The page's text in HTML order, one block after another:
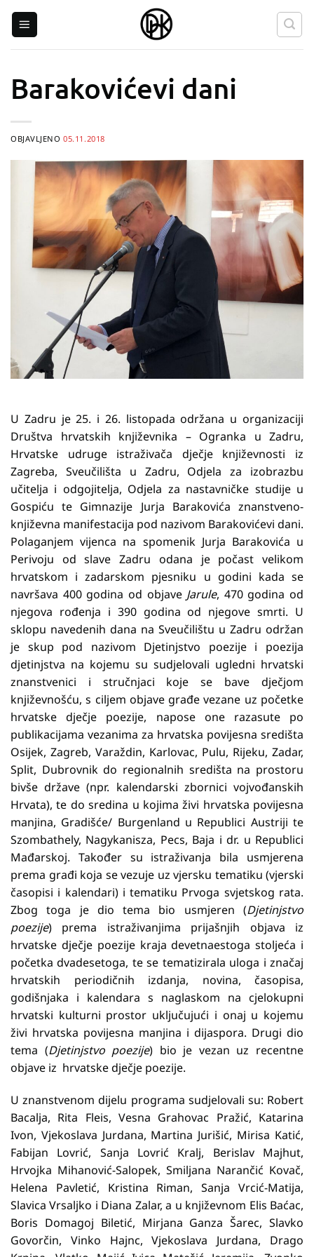
Barakovićevi dani
OBJAVLJENO05.11.2018
U Zadru je 25. i 26. listopada održana u organizaciji
Društva hrvatskih književnika – Ogranka u Zadru,
Hrvatske udruge istraživača dječje književnosti iz
Zagreba, Sveučilišta u Zadru, Odjela za izobrazbu
učitelja i odgojitelja, Odjela za nastavničke studije u
Gospiću te Gimnazije Jurja Barakovića znanstveno-
književna manifestacija pod nazivom Barakovićevi dani.
Polaganjem vijenca na spomenik Jurja Barakovića u
Perivoju od slave Zadru odana je počast velikom
hrvatskom i zadarskom pjesniku u godini kada se
navršava 400 godina od objave Jarule, 470 godina od
njegova rođenja i 390 godina od njegove smrti. U
sklopu navedenih dana na Sveučilištu u Zadru održan
je skup pod nazivom Djetinjstvo poezije i poezija
djetinjstva na kojemu su sudjelovali ugledni hrvatski
znanstvenici i stručnjaci koje se bave dječjom
književnošću, s ciljem objave građe vezane uz početke
hrvatske dječje poezije, napose one razasute po
publikacijama vezanima za hrvatska povijesna središta
Osijek, Zagreb, Varaždin, Karlovac, Pulu, Rijeku, Zadar,
Split, Dubrovnik do regionalnih središta na prostoru
bivše države (npr. kalendarski zbornici vojvođanskih
Hrvata), te do sredina u kojima živi hrvatska povijesna
manjina, Gradišće/ Burgenland u Republici Austriji te
Szombathely, Nagykanisza, Pecs, Baja i dr. u Republici
Mađarskoj. Također su istraživanja bila usmjerena
prema građi koja se vezuje uz vjersku tematiku (vjerski
časopisi i kalendari) i tematiku Prvoga svjetskog rata.
Zbog toga je dio tema bio usmjeren (Djetinjstvo
poezije) prema istraživanjima prijašnjih objava iz
hrvatske dječje poezije kraja devetnaestoga stoljeća i
početka dvadesetoga, te se tematizirala uloga i značaj
hrvatskih periodičnih izdanja, novina, časopisa,
godišnjaka i kalendara s naglaskom na cjelokupni
hrvatski kulturni prostor uključujući i onaj u kojemu
živi hrvatska povijesna manjina i dijaspora. Drugi dio
tema (Djetinjstvo poezije) bio je vezan uz recentne
objave iz hrvatske dječje poezije.
U znanstvenom dijelu programa sudjelovali su: Robert
Bacalja, Rita Fleis, Vesna Grahovac Pražić, Katarina
Ivon, Vjekoslava Jurdana, Martina Jurišić, Mirisa Katić,
Fabijan Lovrić, Sanja Lovrić Kralj, Berislav Majhut,
Hrvojka Mihanović-Salopek, Smiljana Narančić Kovač,
Helena Pavletić, Kristina Riman, Sanja Vrcić-Matija,
Slavica Vrsaljko i Diana Zalar, a u književnom Elis Baćac,
Boris Domagoj Biletić, Mirjana Ganza Šarec, Slavko
Govorčin, Vinko Hajnc, Vjekoslava Jurdana, Drago